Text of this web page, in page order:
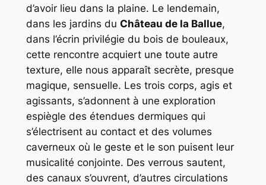
d’avoir lieu dans la plaine. Le lendemain,
dans les jardins du Château de la Ballue,
dans l’écrin privilégie du bois de bouleaux,
cette rencontre acquiert une toute autre
texture, elle nous apparaît secrète, presque
magique, sensuelle. Les trois corps, agis et
agissants, s’adonnent à une exploration
espiègle des étendues dermiques qui
s’électrisent au contact et des volumes
caverneux où le geste et le son puisent leur
musicalité conjointe. Des verrous sautent,
des canaux s’ouvrent, d’autres circulations